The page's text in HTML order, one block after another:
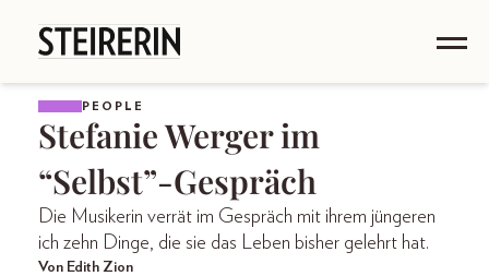
PEOPLE
Stefanie Werger im
“Selbst”-Gespräch
Die Musikerin verrät im Gespräch mit ihrem jüngeren
ich zehn Dinge, die sie das Leben bisher gelehrt hat.
Von Edith Zion